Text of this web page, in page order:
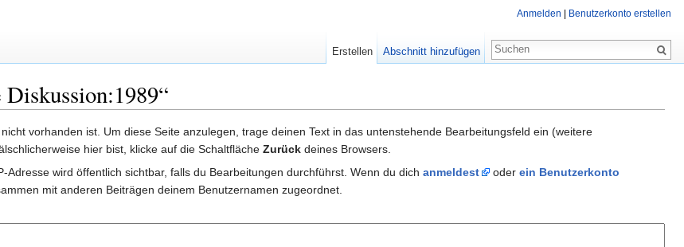
vorhanden ist. Um diese Seite anzulegen, trage deinen Text in das untenstehende Bearbeitungsfeld ein (weitere
hier bist, klicke auf die Schaltfläche Zurück deines Browsers.
Adresse wird öffentlich sichtbar, falls du Bearbeitungen durchführst. Wenn du dich anmeldest oder ein Benutzerkonto
mit anderen Beiträgen deinem Benutzernamen zugeordnet.
Anmelden Benutzerkonto erstellen
Erstellen Abschnitt hinzufügen